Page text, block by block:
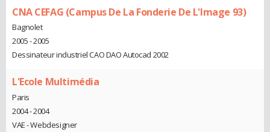
CNA CEFAG (Campus De La Fonderie De L'Image 93)
Bagnolet
2005 - 2005
Dessinateur industriel CAO DAO Autocad 2002
L'Ecole Multimédia
Paris
2004 - 2004
VAE - Webdesigner